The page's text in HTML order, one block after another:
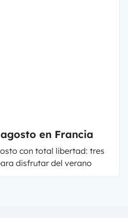
en Francia
con total libertad: tres
disfrutar del verano